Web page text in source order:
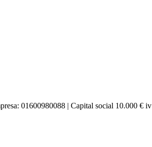
01600980088 | Capital social 10.000 € iv